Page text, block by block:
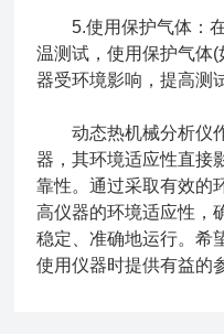
5.使用保护气体：在
温测试，使用保护气体
器受环境影响，提高测
动态热机械分析仪作
器，其环境适应性直接
靠性。通过采取有效的
高仪器的环境适应性，
稳定、准确地运行。希
使用仪器时提供有益的